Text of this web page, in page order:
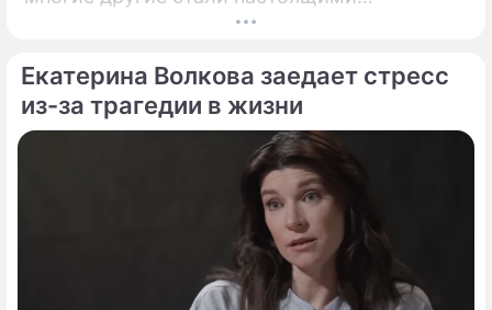
символами эпохи. Насколько хорошо вы
Проверьте свои знания, определив, какие из
следующих утверждений являются правдой,
основанной на фактах из истории этих шоу, а
утверждения выберите: (а) Правда или (б)
Екатерина Волкова заедает стресс
из-за трагедии в жизни